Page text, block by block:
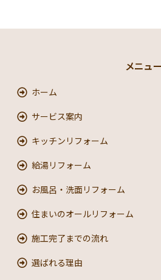
メニュー
ホーム
サービス案内
キッチンリフォーム
給湯リフォーム
お風呂・洗面リフォーム
住まいのオールリフォーム
施工完了までの流れ
選ばれる理由